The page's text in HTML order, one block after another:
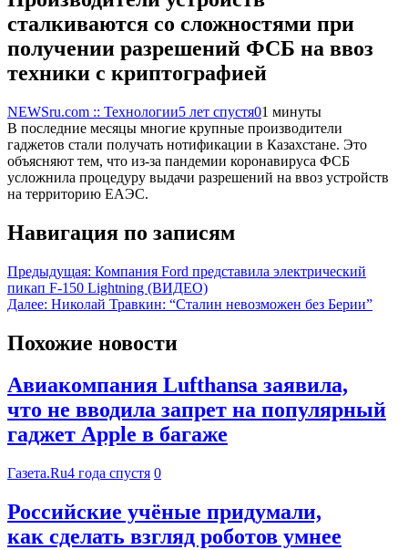
сталкиваются со сложностями при
получении разрешений ФСБ на ввоз
техники с криптографией
NEWSru.com :: Технологии5 лет спустя01 минуты
В последние месяцы многие крупные производители
гаджетов стали получать нотификации в Казахстане. Это
объясняют тем, что из-за пандемии коронавируса ФСБ
усложнила процедуру выдачи разрешений на ввоз устройств
на территорию ЕАЭС.
Навигация по записям
Предыдущая: Компания Ford представила электрический
пикап F-150 Lightning (ВИДЕО)
Далее: Николай Травкин: “Сталин невозможен без Берии”
Похожие новости
Авиакомпания Lufthansa заявила,
что не вводила запрет на популярный
гаджет Apple в багаже
Газета.Ru4 года спустя 0
Российские учёные придумали,
как сделать взгляд роботов умнее